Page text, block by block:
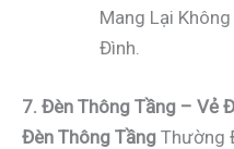
Mang Lại
Đình.
7. Đèn Thông Tầng – Vẻ
Đèn Thông Tầng Thường